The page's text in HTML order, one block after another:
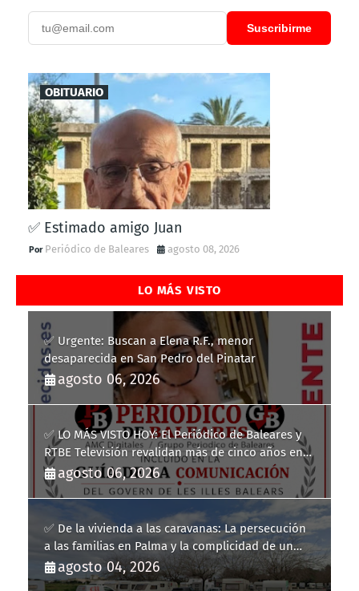
Suscribirme
OBITUARIO
✅ Estimado amigo Juan
Periódico de Baleares agosto 08, 2026
LO MÁS VISTO
✅ Urgente: Buscan a Elena R.F., menor
desaparecida en San Pedro del Pinatar
agosto 06, 2026
✅ LO MÁS VISTO HOY: El Periódico de Baleares y
RTBE Televisión revalidan más de cinco años en
la Guía de la Comunicación del Govern de les Illes
Balears
agosto 06, 2026
✅ De la vivienda a las caravanas: La persecución
a las familias en Palma y la complicidad de un
fracaso heredado
agosto 04, 2026